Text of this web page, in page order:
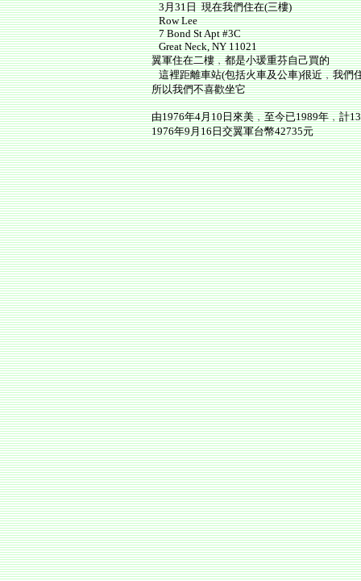
3月31日 現在我們住在(三樓)
Row Lee
7 Bond St Apt #3C
Great Neck, NY 11021
翼軍住在二樓﹐都是小瑗重芬自己買的
這裡距離車站(包括火車及公車)很近﹐我們
所以我們不喜歡坐它
由1976年4月10日來美﹐至今已1989年﹐計
1976年9月16日交翼軍台幣42735元